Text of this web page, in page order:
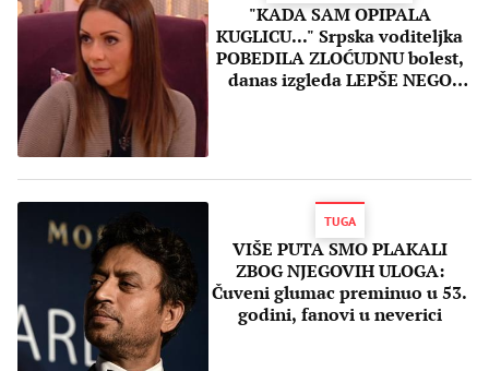
"KADA SAM OPIPALA
KUGLICU..." Srpska voditeljka
POBEDILA ZLOĆUDNU bolest,
danas izgleda LEPŠE NEGO
TUGA
VIŠE PUTA SMO PLAKALI
ZBOG NJEGOVIH ULOGA:
Čuveni glumac preminuo u 53.
godini, fanovi u neverici